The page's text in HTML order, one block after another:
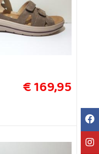
€ 169,95